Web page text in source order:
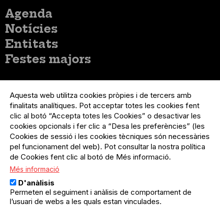
Menú
principal
Agenda
Notícies
Entitats
Festes majors
del
compte
d'usuari
Menú
usuari
no
loggat
Registre organització
Menú
Peu
Sobre el projecte
Preguntes freqüents
Contacte
Menú
Legal
Política de privacitat
Avís legal
Política de cookies
Aquesta web utilitza cookies pròpies i de tercers amb
finalitats analítiques. Pot acceptar totes les cookies fent
clic al botó “Accepta totes les Cookies” o desactivar les
cookies opcionals i fer clic a “Desa les preferències” (les
Cookies de sessió i les cookies tècniques són necessàries
pel funcionament del web). Pot consultar la nostra política
de Cookies fent clic al botó de Més informació.
Més informació
D'anàlisis
Permeten el seguiment i anàlisis de comportament de
l’usuari de webs a les quals estan vinculades.